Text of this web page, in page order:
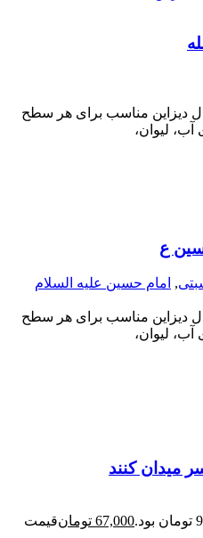
دیزاین مناسب برای هر سطح
لیوان،
ع
, امام حسین علیه السلام
دیزاین مناسب برای هر سطح
لیوان،
میدان کنند
67,000 تومانقیمت